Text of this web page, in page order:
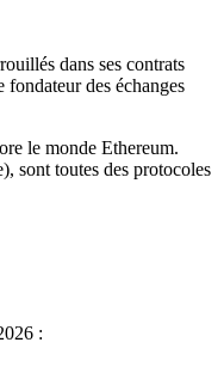
dans ses contrats
fondateur des échanges
le monde Ethereum.
sont toutes des protocoles
: